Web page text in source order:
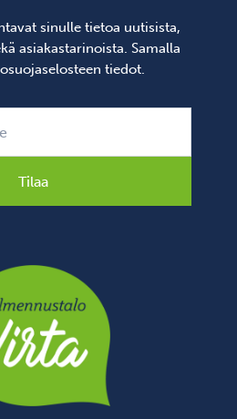
sinulle tietoa uutisista,
asiakastarinoista. Samalla
tiedot.
Tilaa